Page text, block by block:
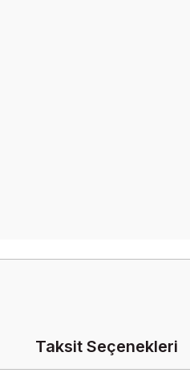
Taksit Seçenekleri